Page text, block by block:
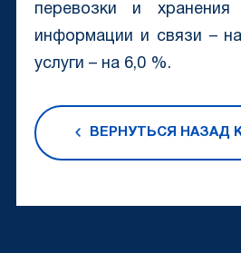
перевозки и
информации и связи –
услуги – на 6,0 %.
ВЕРНУТЬСЯ НАЗАД